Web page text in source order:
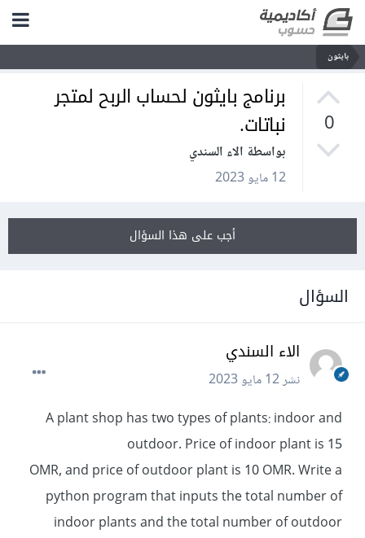
بايثون
0
برنامج بايثون لحساب الربح لمتجر
نباتات.
بواسطة الاء السندي
12 مايو 2023
أجب على هذا السؤال
السؤال
الاء السندي
نشر12 مايو 2023
A plant shop has two types of plants: indoor and
outdoor. Price of indoor plant is 15
OMR, and price of outdoor plant is 10 OMR. Write a
python program that inputs the total number of
indoor plants and the total number of outdoor